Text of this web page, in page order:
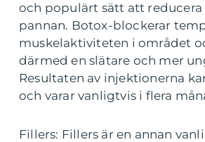
och populärt sätt att reducera
pannan. Botox-blockerar
muskelaktiviteten i området
därmed en slätare och mer
Resultaten av injektionerna
och varar vanligtvis i flera
Fillers: Fillers är en annan